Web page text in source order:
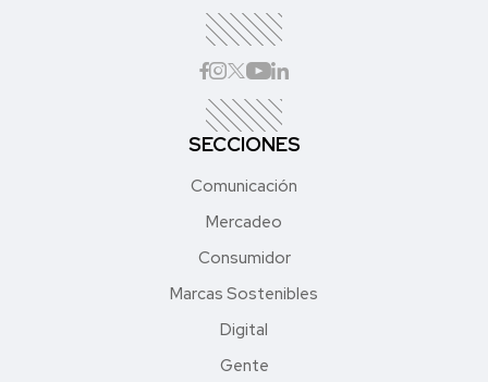
SECCIONES
Comunicación
Mercadeo
Consumidor
Marcas Sostenibles
Digital
Gente